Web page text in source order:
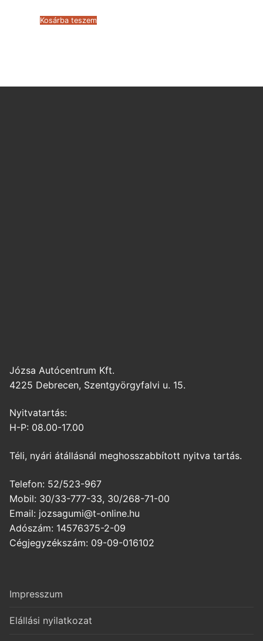
151.295 Ft.
Kosárba teszem
Józsa Autócentrum Kft.
4225 Debrecen, Szentgyörgyfalvi u. 15.
Nyitvatartás:
H-P: 08.00-17.00
Téli, nyári átállásnál meghosszabbított nyitva tartás.
Telefon: 52/523-967
Mobil: 30/33-777-33, 30/268-71-00
Email: jozsagumi@t-online.hu
Adószám: 14576375-2-09
Cégjegyzékszám: 09-09-016102
Impresszum
Elállási nyilatkozat